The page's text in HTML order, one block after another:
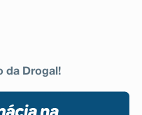
da Drogal!